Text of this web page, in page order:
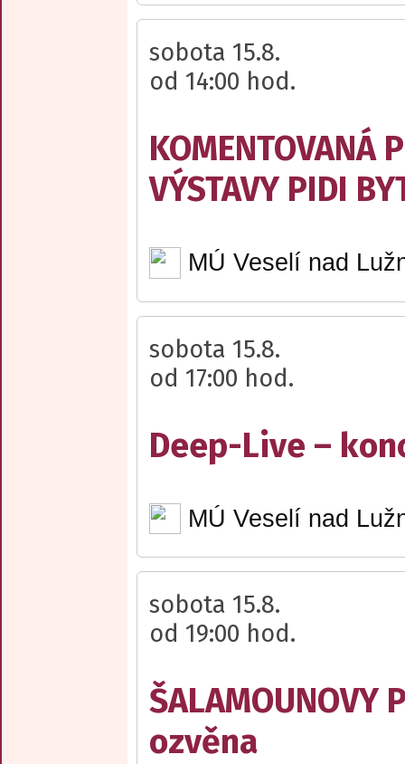
sobota 15.8.
od 14:00 hod.
KOMENTOVANÁ
VÝSTAVY PIDI
MÚ Veselí nad
sobota 15.8.
od 17:00 hod.
Deep-Live –
MÚ Veselí nad
sobota 15.8.
od 19:00 hod.
ŠALAMOUNOVY
ozvěna